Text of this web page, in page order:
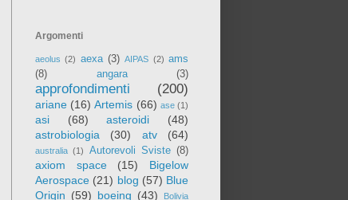
Argomenti
aeolus (2) aexa (3) AIPAS (2) ams
(8)
angara (3)
approfondimenti (200)
ariane (16) Artemis (66) ase (1)
asi (68) asteroidi
(48)
astrobiologia
(30) atv (64)
australia (1) Autorevoli Sviste (8)
axiom space (15)
Bigelow
Aerospace (21) blog (57) Blue
Origin (59) boeing (43)
Bolivia